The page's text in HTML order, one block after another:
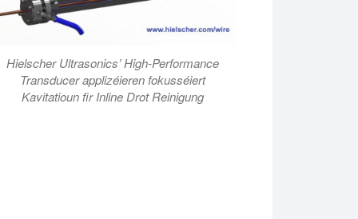
Hielscher Ultrasonics’ High-Performance
Transducer applizéieren fokusséiert
Kavitatioun fir Inline Drot Reinigung